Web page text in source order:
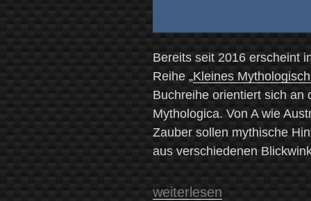
Bereits seit 2016 erscheint
Reihe „Kleines
Buchreihe orientiert sich an
Mythologica. Von A wie
Zauber sollen mythische
aus verschiedenen
„Kleines
weiterlesen